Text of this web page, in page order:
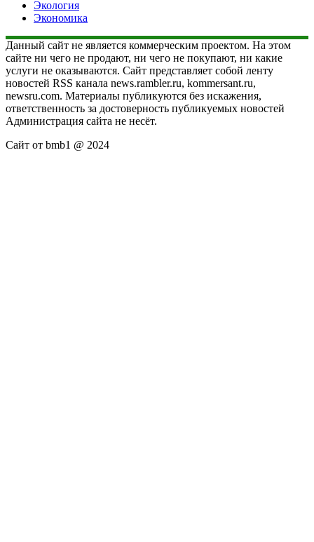
Экология
Экономика
Данный сайт не является коммерческим проектом. На этом
сайте ни чего не продают, ни чего не покупают, ни какие
услуги не оказываются. Сайт представляет собой ленту
новостей RSS канала news.rambler.ru, kommersant.ru,
newsru.com. Материалы публикуются без искажения,
ответственность за достоверность публикуемых новостей
Администрация сайта не несёт.
Сайт от bmb1 @ 2024